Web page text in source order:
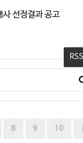
선정결과 공고
RSS
8 9 10